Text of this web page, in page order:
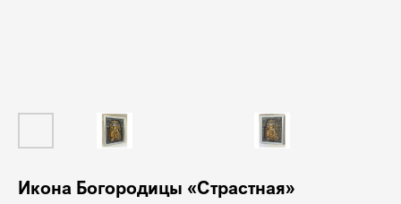
Икона Богородицы «Страстная»